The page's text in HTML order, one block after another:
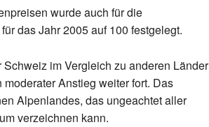
wurde auch für die
das Jahr 2005 auf 100 festgelegt.
im Vergleich zu anderen Länder
Anstieg weiter fort. Das
Alpenlandes, das ungeachtet aller
verzeichnen kann.